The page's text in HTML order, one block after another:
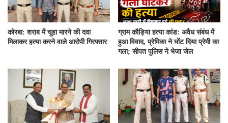
कोरबा: शराब में चूहा मारने की दवा
मिलाकर हत्या करने वाले आरोपी गिरफ्तार
ग्राम कौड़िया हत्या कांड: अवैध संबंध में
हुआ विवाद, प्रेमिका ने घोंट दिया प्रेमी का
गला; सीपत पुलिस ने भेजा जेल